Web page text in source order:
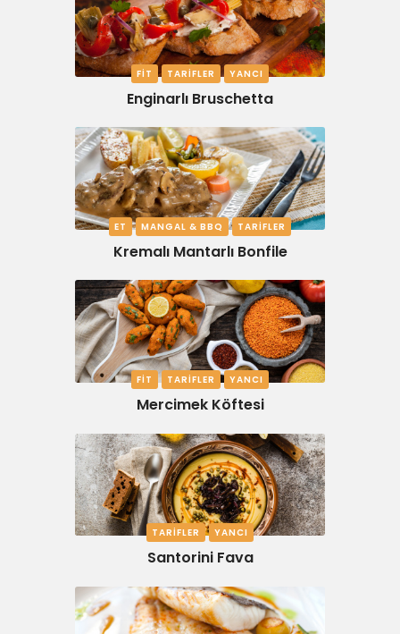
FIT TARIFLER YANCI
Enginarlı Bruschetta
ET MANGAL & BBQ TARIFLER
Kremalı Mantarlı Bonfile
FIT TARIFLER YANCI
Mercimek Köftesi
TARIFLER YANCI
Santorini Fava